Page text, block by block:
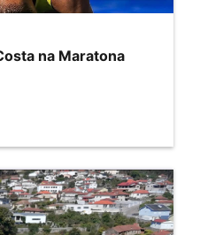
na Maratona